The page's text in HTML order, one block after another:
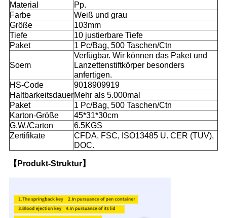
Material
Pp.
Farbe
Weiß und grau
Größe
103mm
Tiefe
10 justierbare Tiefe
Paket
1 Pc/Bag, 500 Taschen/Ctn
Soem
Verfügbar. Wir können das Paket und
Lanzettenstiftkörper besonders
anfertigen.
HS-Code
9018909919
HaltbarkeitsdauerMehr als 5.000mal
Paket
1 Pc/Bag, 500 Taschen/Ctn
Karton-Größe
45*31*30cm
G.W./Carton
6.5KGS
Zertifikate
CFDA, FSC, ISO13485 U. CER (TUV),
DOC.
【Produkt-Struktur】